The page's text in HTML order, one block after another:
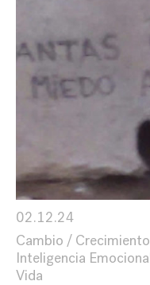
02.12.24
Cambio
Crecimiento
Inteligencia
Vida